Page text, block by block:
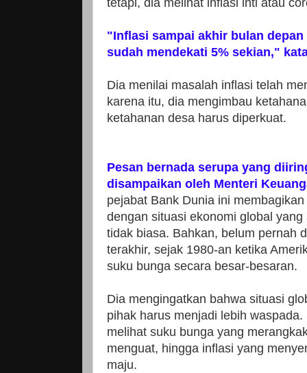
tetapi, dia melihat inflasi inti atau
"Inflasi sampai akhir bulan
sudah mendekati 5% sekian,"
Dia menilai masalah inflasi telah
karena itu, dia mengimbau
ketahanan desa harus diperkuat.
Pesan bernada serupa yang
disampaikan oleh Menteri
pejabat Bank Dunia ini
dengan situasi ekonomi global
tidak biasa. Bahkan, belum pernah
terakhir, sejak 1980-an ketika
suku bunga secara besar-besaran.
Dia mengingatkan bahwa situasi
pihak harus menjadi lebih
melihat suku bunga yang
menguat, hingga inflasi yang
maju.